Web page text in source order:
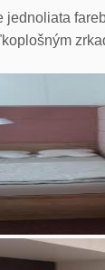
jednoliata